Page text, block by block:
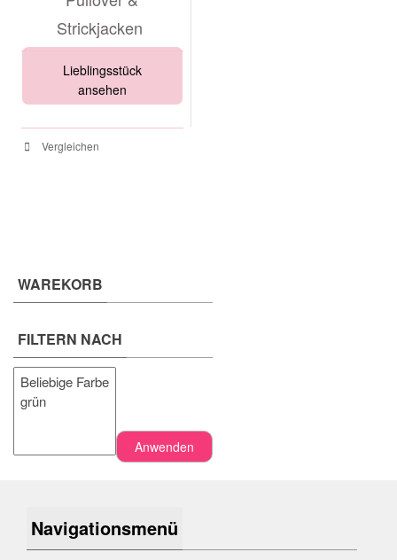
Strickjacken
Lieblingsstück
ansehen
Vergleichen
WAREKORB
FILTERN NACH
Anwenden
Navigationsmenü